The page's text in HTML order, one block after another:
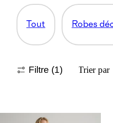
Tout Robes
Filtre (1) Trier par